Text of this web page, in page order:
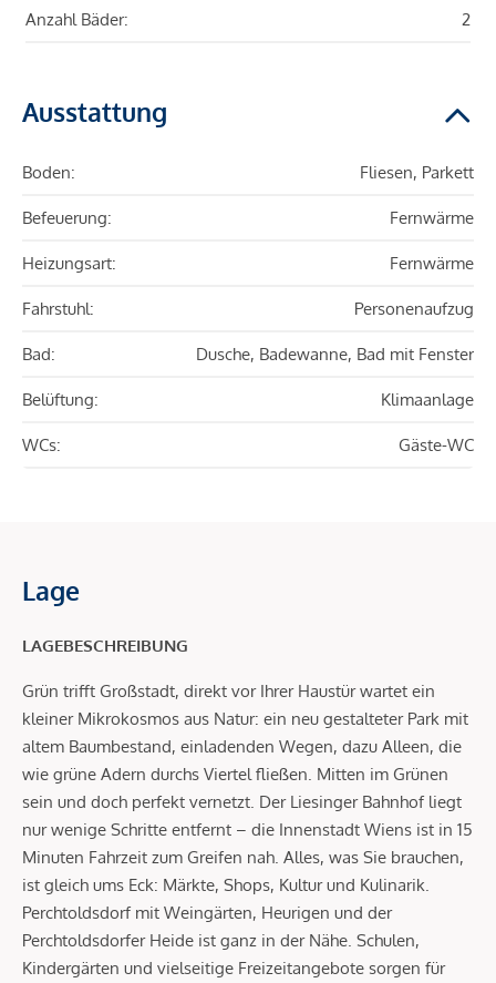
Anzahl Bäder: 2
Ausstattung
Boden: Fliesen, Parkett
Befeuerung: Fernwärme
Heizungsart: Fernwärme
Fahrstuhl: Personenaufzug
Bad: Dusche, Badewanne, Bad mit Fenster
Belüftung: Klimaanlage
WCs: Gäste-WC
Lage
LAGEBESCHREIBUNG
Grün trifft Großstadt, direkt vor Ihrer Haustür wartet ein
kleiner Mikrokosmos aus Natur: ein neu gestalteter Park mit
altem Baumbestand, einladenden Wegen, dazu Alleen, die
wie grüne Adern durchs Viertel fließen. Mitten im Grünen
sein und doch perfekt vernetzt. Der Liesinger Bahnhof liegt
nur wenige Schritte entfernt – die Innenstadt Wiens ist in 15
Minuten Fahrzeit zum Greifen nah. Alles, was Sie brauchen,
ist gleich ums Eck: Märkte, Shops, Kultur und Kulinarik.
Perchtoldsdorf mit Weingärten, Heurigen und der
Perchtoldsdorfer Heide ist ganz in der Nähe. Schulen,
Kindergärten und vielseitige Freizeitangebote sorgen für